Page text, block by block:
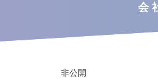
会
非公開